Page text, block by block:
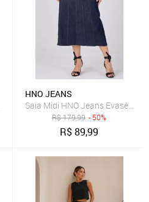
Evasê Com Pregas Marrom
HNO JEANS
Saia Midi HNO Jeans Evasê
R$179,99 - 50%
R$89,99